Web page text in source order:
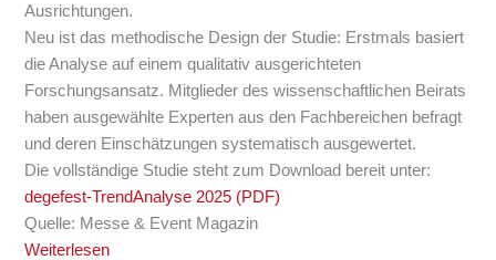
Ausrichtungen.
Neu ist das methodische Design der Studie: Erstmals basiert
die Analyse auf einem qualitativ ausgerichteten
Forschungsansatz. Mitglieder des wissenschaftlichen Beirats
haben ausgewählte Experten aus den Fachbereichen befragt
und deren Einschätzungen systematisch ausgewertet.
Die vollständige Studie steht zum Download bereit unter:
degefest-TrendAnalyse 2025 (PDF)
Quelle: Messe & Event Magazin
Weiterlesen